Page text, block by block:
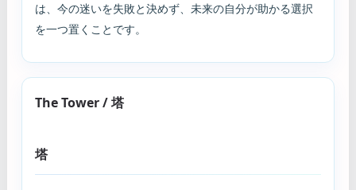
は、今の迷いを失敗と決めず、未来の自分が助かる選択
を一つ置くことです。
The Tower / 塔
塔